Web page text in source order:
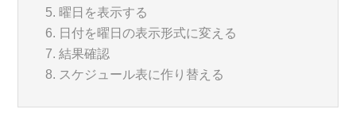
曜日を表示する
日付を曜日の表示形式に変える
結果確認
スケジュール表に作り替える